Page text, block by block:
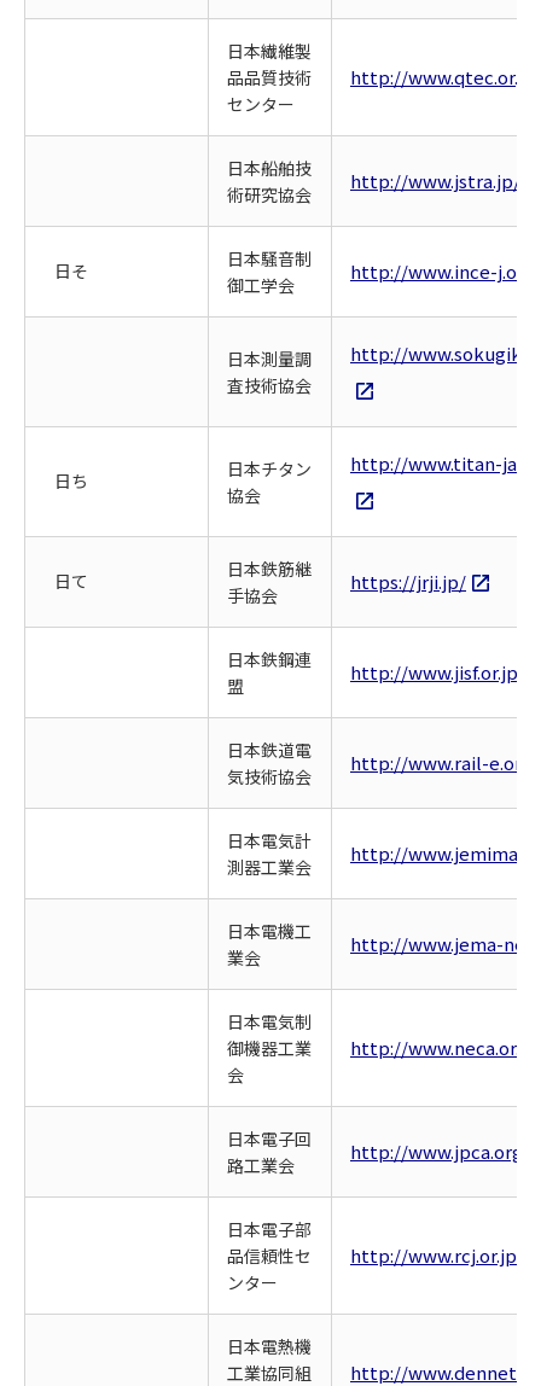
日本繊維製
品品質技術
センター
http://www.qtec.or.jp/
日本船舶技
術研究協会
http://www.jstra.jp/
日そ
日本騒音制
御工学会
http://www.ince-
日本測量調
査技術協会
http://
日ち
日本チタン
協会
http://www.titan-
日て
日本鉄筋継
手協会
https://jrji.jp/
日本鉄鋼連
盟
http://www.jisf.or.jp/
日本鉄道電
気技術協会
http://www.rail-
日本電気計
測器工業会
http://
日本電機工
業会
http://www.jema-
日本電気制
御機器工業
会
http://
日本電子回
路工業会
http://www.jpca.org/
日本電子部
品信頼性セ
ンター
http://www.rcj.or.jp/
日本電熱機
工業協同組
http://